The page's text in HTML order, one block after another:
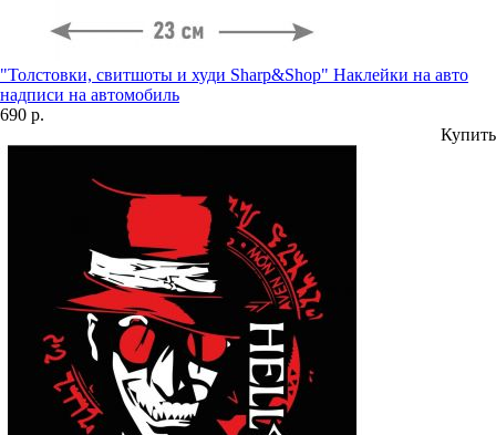
"Толстовки, свитшоты и худи Sharp&Shop" Наклейки на авто
надписи на автомобиль
690 р.
Купить